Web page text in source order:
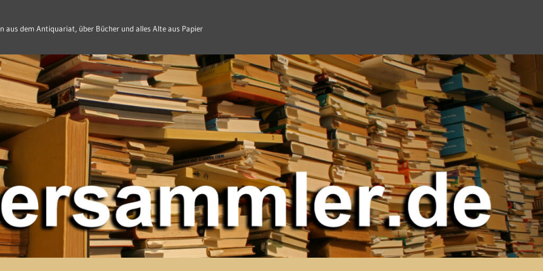
aus dem Antiquariat, über Bücher und alles Alte aus Papier